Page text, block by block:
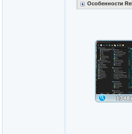
Особенности